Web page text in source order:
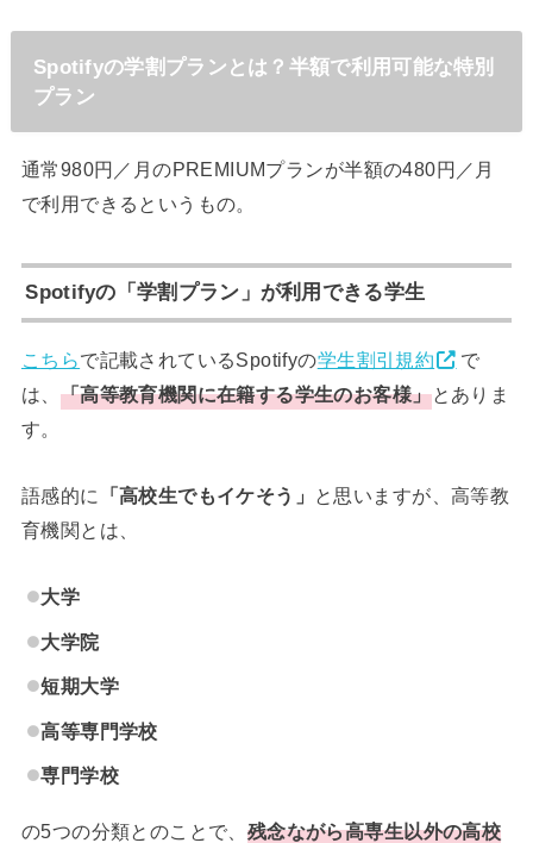
Spotifyの学割プランとは？半額で利用可能な特別
プラン
通常980円／月のPREMIUMプランが半額の480円／月
で利用できるというもの。
Spotifyの「学割プラン」が利用できる学生
こちらで記載されているSpotifyの学生割引規約
で
は、 「高等教育機関に在籍する学生のお客様」とありま
す。
語感的に 「高校生でもイケそう」
と思いますが、高等教
育機関とは、
大学
大学院
短期大学
高等専門学校
専門学校
の5つの分類とのことで、 残念ながら高専生以外の高校